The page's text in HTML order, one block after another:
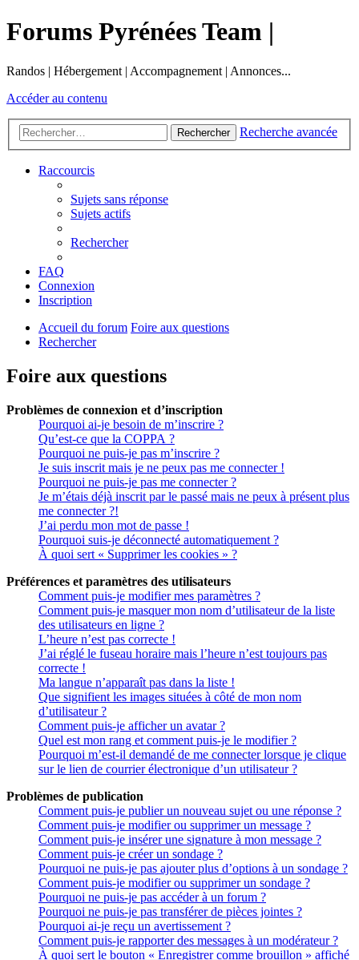
Forums Pyrénées Team |
Randos | Hébergement | Accompagnement | Annonces...
Accéder au contenu
Rechercher Recherche avancée
Raccourcis
Sujets sans réponse
Sujets actifs
Rechercher
FAQ
Connexion
Inscription
Accueil du forum Foire aux questions
Rechercher
Foire aux questions
Problèmes de connexion et d’inscription
Pourquoi ai-je besoin de m’inscrire ?
Qu’est-ce que la COPPA ?
Pourquoi ne puis-je pas m’inscrire ?
Je suis inscrit mais je ne peux pas me connecter !
Pourquoi ne puis-je pas me connecter ?
Je m’étais déjà inscrit par le passé mais ne peux à présent plus
me connecter ?!
J’ai perdu mon mot de passe !
Pourquoi suis-je déconnecté automatiquement ?
À quoi sert « Supprimer les cookies » ?
Préférences et paramètres des utilisateurs
Comment puis-je modifier mes paramètres ?
Comment puis-je masquer mon nom d’utilisateur de la liste
des utilisateurs en ligne ?
L’heure n’est pas correcte !
J’ai réglé le fuseau horaire mais l’heure n’est toujours pas
correcte !
Ma langue n’apparaît pas dans la liste !
Que signifient les images situées à côté de mon nom
d’utilisateur ?
Comment puis-je afficher un avatar ?
Quel est mon rang et comment puis-je le modifier ?
Pourquoi m’est-il demandé de me connecter lorsque je clique
sur le lien de courrier électronique d’un utilisateur ?
Problèmes de publication
Comment puis-je publier un nouveau sujet ou une réponse ?
Comment puis-je modifier ou supprimer un message ?
Comment puis-je insérer une signature à mon message ?
Comment puis-je créer un sondage ?
Pourquoi ne puis-je pas ajouter plus d’options à un sondage ?
Comment puis-je modifier ou supprimer un sondage ?
Pourquoi ne puis-je pas accéder à un forum ?
Pourquoi ne puis-je pas transférer de pièces jointes ?
Pourquoi ai-je reçu un avertissement ?
Comment puis-je rapporter des messages à un modérateur ?
À quoi sert le bouton « Enregistrer comme brouillon » affiché